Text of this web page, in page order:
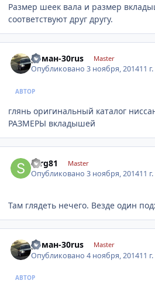
Размер шеек вала и размер
соответствуют друг другу.
роман-30rus Master
Опубликовано3 ноября, 201411 г.
АВТОР
глянь оригинальный каталог
РАЗМЕРЫ вкладышей
serg81 Master
Опубликовано3 ноября, 201411 г.
Там глядеть нечего. Везде один
роман-30rus Master
Опубликовано4 ноября, 201411 г.
АВТОР